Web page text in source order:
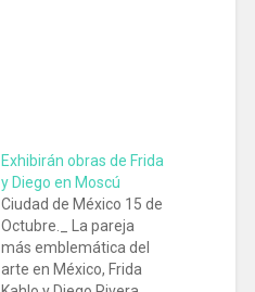
Exhibirán obras de Frida
y Diego en Moscú
Ciudad de México 15 de
Octubre._ La pareja
más emblemática del
arte en México, Frida